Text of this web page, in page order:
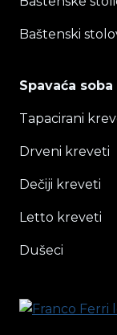
Baštenski
Spavaća soba
Tapacirani
Drveni kreveti
Dečiji kreveti
Letto kreveti
Dušeci